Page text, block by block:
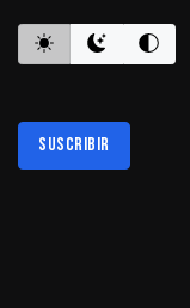
Suscribir